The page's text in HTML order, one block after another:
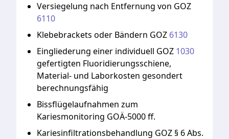
Versiegelung nach Entfernung von GOZ
6110
Klebebrackets oder Bändern GOZ 6130
Eingliederung einer individuell GOZ 1030
gefertigten Fluoridierungsschiene,
Material- und Laborkosten gesondert
berechnungsfähig
Bissflügelaufnahmen zum
Kariesmonitoring GOÄ-5000ff.
Kariesinfiltrationsbehandlung GOZ § 6Abs.